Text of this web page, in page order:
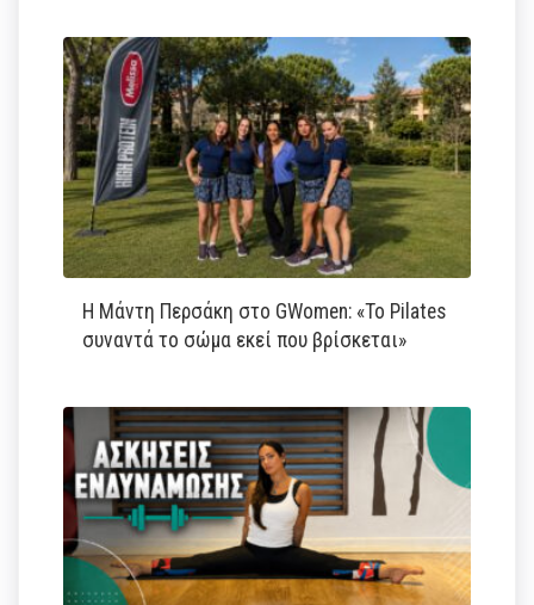
Η Μάντη Περσάκη στο GWomen: «Το Pilates
συναντά το σώμα εκεί που βρίσκεται»